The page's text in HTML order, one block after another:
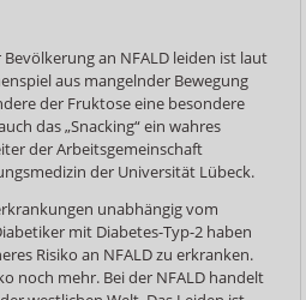
an NFALD leiden ist laut
aus mangelnder Bewegung
der Fruktose eine besondere
das „Snacking“ ein wahres
der Arbeitsgemeinschaft
der Universität Lübeck.
unabhängig vom
mit Diabetes-Typ-2 haben
Risiko an NFALD zu erkranken.
noch mehr. Bei der NFALD handelt